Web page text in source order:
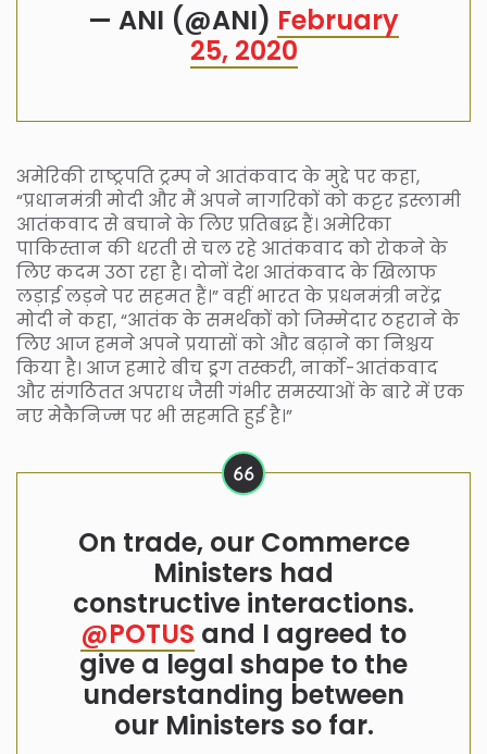
— ANI (@ANI) February
25, 2020
अमेरिकी राष्ट्रपति ट्रम्प ने आतंकवाद के मुद्दे पर कहा,
“प्रधानमंत्री मोदी और मैं अपने नागरिकों को कट्टर इस्लामी
आतंकवाद से बचाने के लिए प्रतिबद्ध हैं। अमेरिका
पाकिस्तान की धरती से चल रहे आतंकवाद को रोकने के
लिए कदम उठा रहा है। दोनों देश आतंकवाद के खिलाफ
लड़ाई लड़ने पर सहमत हैं।” वहीं भारत के प्रधनमंत्री नरेंद्र
मोदी ने कहा, “आतंक के समर्थकों को जिम्मेदार ठहराने के
लिए आज हमने अपने प्रयासों को और बढ़ाने का निश्चय
किया है। आज हमारे बीच ड्रग तस्करी, नार्को-आतंकवाद
और संगठितत अपराध जैसी गंभीर समस्याओं के बारे में एक
नए मेकैनिज्म पर भी सहमति हुई है।”
On trade, our Commerce
Ministers had
constructive interactions.
@POTUS and I agreed to
give a legal shape to the
understanding between
our Ministers so far.